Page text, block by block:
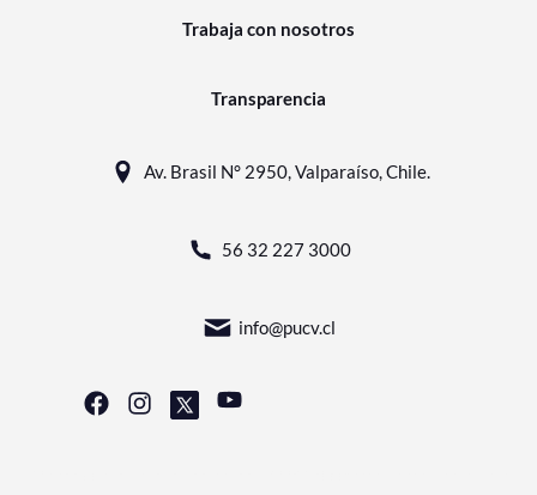
Trabaja con nosotros
Transparencia
Av. Brasil N° 2950, Valparaíso, Chile.
56 32 227 3000
info@pucv.cl